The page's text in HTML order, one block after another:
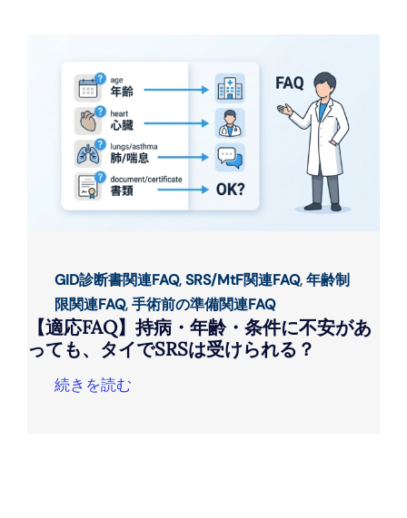
GID診断書関連FAQ,SRS/MtF関連FAQ,年齢制
限関連FAQ,手術前の準備関連FAQ
【適応FAQ】持病・年齢・条件に不安があ
っても、タイでSRSは受けられる？
続きを読む